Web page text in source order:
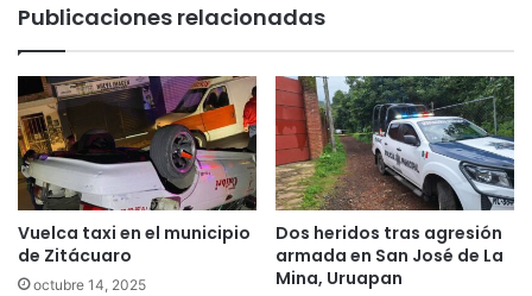
Publicaciones relacionadas
Vuelca taxi en el municipio
de Zitácuaro
octubre 14, 2025
Dos heridos tras agresión
armada en San José de La
Mina, Uruapan